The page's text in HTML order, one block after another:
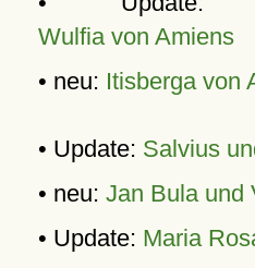
Wulfia von Amiens
• neu: Itisberga von
• Update: Salvius
• neu: Jan Bula und
• Update: Maria